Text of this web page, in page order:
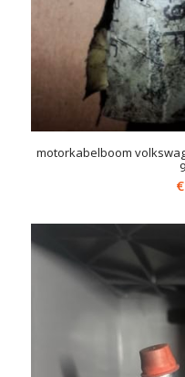
motorkabelboom
€